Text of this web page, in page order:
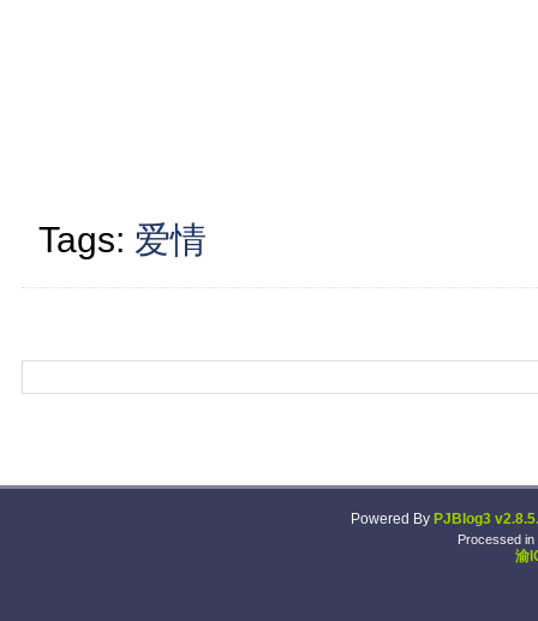
Tags: 爱情
Powered By PJBlog3
Processed in
渝